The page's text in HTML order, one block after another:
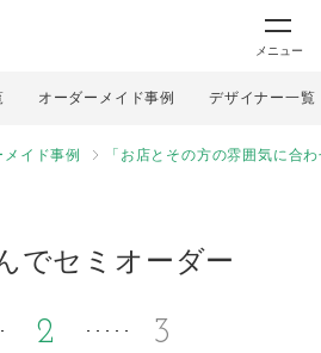
メニュー
オーダーメイド事例 デザイナー一覧
メイド事例 「お店とその方の雰囲気に合
でセミオーダー
2 3